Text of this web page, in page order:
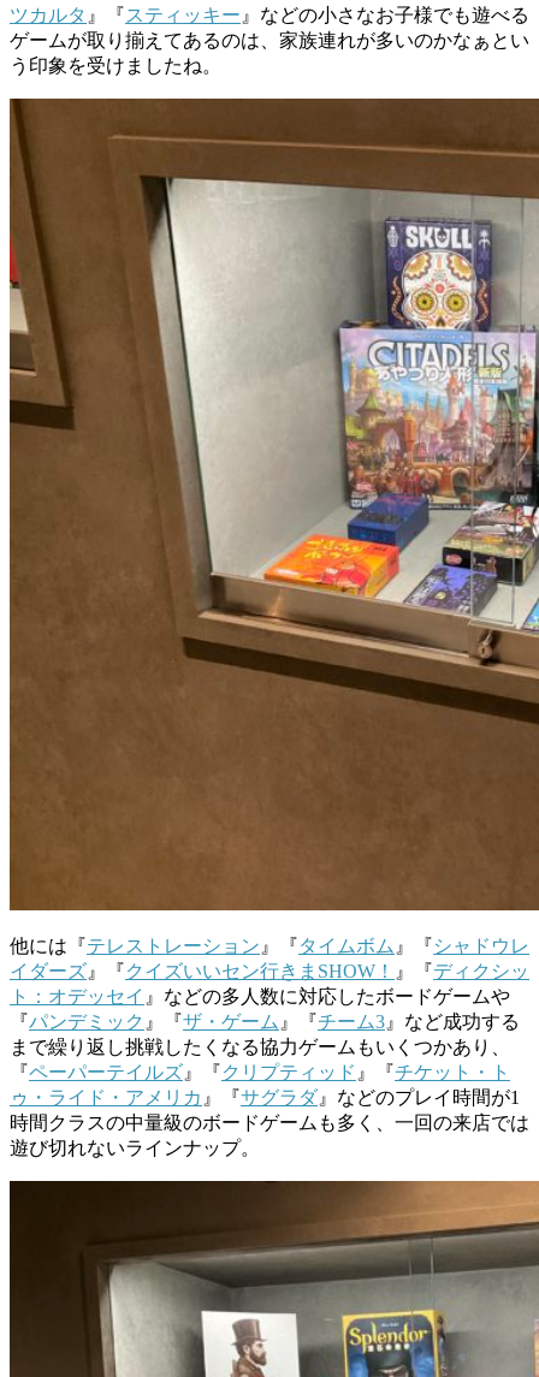
ツカルタ 』『スティッキー 』などの小さなお子様でも遊べる
ゲームが取り揃えてあるのは、家族連れが多いのかなぁとい
う印象を受けましたね。
他には『テレストレーション 』『タイムボム 』『シャドウレ
イダーズ 』『クイズいいセン行きま SHOW！ 』『ディクシッ
ト：オデッセイ 』などの多人数に対応したボードゲームや
『パンデミック 』『ザ・ゲーム 』『チーム3 』など成功する
まで繰り返し挑戦したくなる協力ゲームもいくつかあり、
『ペーパーテイルズ 』『クリプティッド 』『チケット・ト
ゥ・ライド・アメリカ 』『サグラダ』などのプレイ時間が1
時間クラスの中量級のボードゲームも多く、一回の来店では
遊び切れないラインナップ。